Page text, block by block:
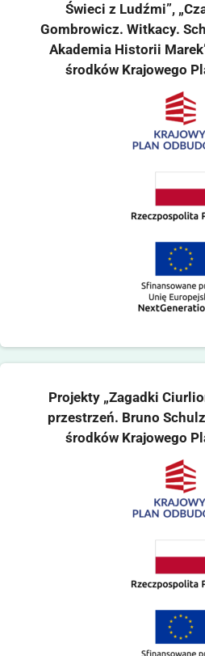
Świeci z Ludźmi”,
Gombrowicz. Witkacy.
Akademia Historii
środków Krajowego
Projekty „Zagadki
przestrzeń. Bruno
środków Krajowego